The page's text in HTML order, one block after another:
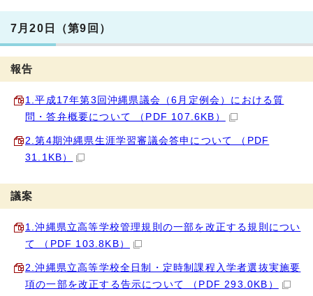
7月20日（第9回）
報告
1.平成17年第3回沖縄県議会（6月定例会）における質
問・答弁概要について （PDF 107.6KB）
2.第4期沖縄県生涯学習審議会答申について （PDF
31.1KB）
議案
1.沖縄県立高等学校管理規則の一部を改正する規則につい
て （PDF 103.8KB）
2.沖縄県立高等学校全日制・定時制課程入学者選抜実施要
項の一部を改正する告示について （PDF 293.0KB）